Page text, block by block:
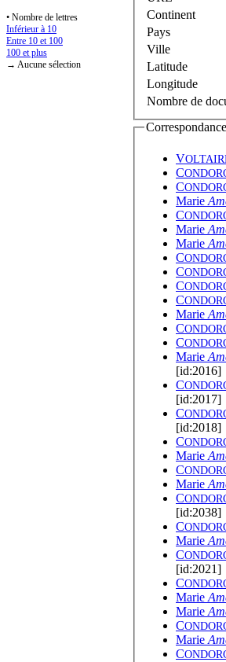
• Nombre de lettres
Inférieur à 10
Entre 10 et 100
100 et plus
→ Aucune sélection
Continent
Pays
Ville
Latitude
Longitude
Nombre de
V
C
C
Marie
C
Marie
Marie
C
C
C
C
Marie
C
C
Marie
[id:2016]
C
[id:2017]
C
[id:2018]
C
Marie
C
Marie
C
[id:2038]
C
Marie
C
[id:2021]
C
Marie
Marie
C
Marie
C